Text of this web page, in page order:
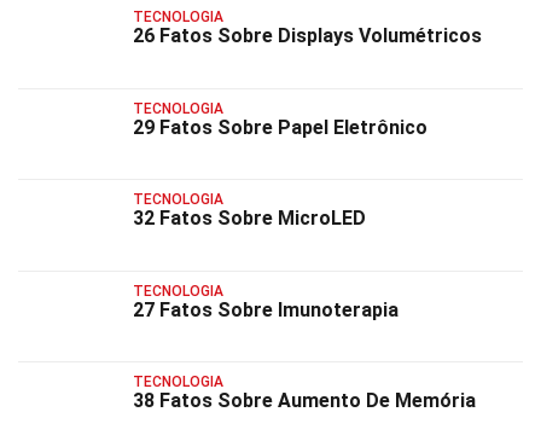
TECNOLOGIA
26 Fatos Sobre Displays Volumétricos
TECNOLOGIA
29 Fatos Sobre Papel Eletrônico
TECNOLOGIA
32 Fatos Sobre MicroLED
TECNOLOGIA
27 Fatos Sobre Imunoterapia
TECNOLOGIA
38 Fatos Sobre Aumento De Memória